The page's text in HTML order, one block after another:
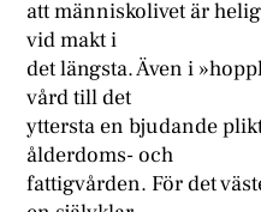
att människolivet är
vid makt i
det längsta. Även i
vård till det
yttersta en bjudande
ålderdoms- och
fattigvården. För det